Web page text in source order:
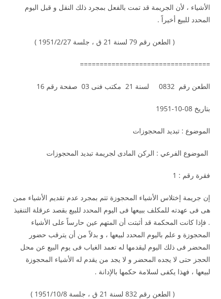
الأشياء ، لأن الجريمة قد تمت بالفعل بمجرد ذلك النقل و قبل اليوم
المحدد للبيع أخيراً .
( الطعن رقم 79 لسنة 21 ق ، جلسة 1951/2/27 )
=================================
الطعن رقم 0832 لسنة 21 مكتب فنى 03 صفحة رقم 16
بتاريخ 08-10-1951
الموضوع : تبديد المحجوزات
الموضوع الفرعي : الركن المادى لجريمة تبديد المحجوزات
فقرة رقم : 1
إن جريمة إختلاس الأشياء المحجوزة تتم بمجرد عدم تقديم الأشياء ممن
هى فى عهدته للمكلف ببيعها فى اليوم المحدد للبيع بقصد عرقلة التنفيذ
. فإذا كانت المحكمة قد أثبتت أن المتهم عين حارساً على الأشياء
المحجوزة و علم باليوم المحدد لبيعها ، و بدلاً من أن يترقب حضور
المحضر فى ذلك اليوم ليقدمها له تعمد الغياب فى يوم البيع عن محل
الحجز حتى لا يجده المحضر و لا يجد من يقدم له الأشياء المحجوزة
لبيعها ، فهذا يكفى لسلامة حكمها بالإدانة .
( الطعن رقم 832 لسنة 21 ق ، جلسة 1951/10/8 )